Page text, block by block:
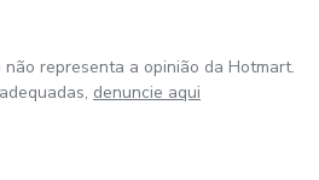
representa a opinião da Hotmart.
denuncie aqui